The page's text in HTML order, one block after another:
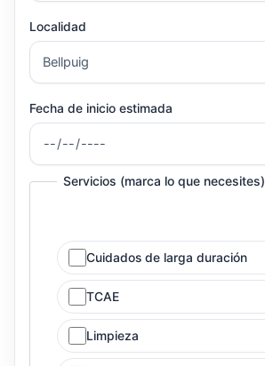
Localidad
Fecha de inicio estimada
Servicios (marca lo que necesites)
Cuidados de larga duración
TCAE
Limpieza